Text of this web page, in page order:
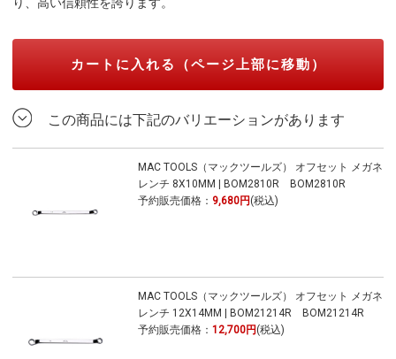
カートに入れる（ページ上部に移動）
この商品には下記のバリエーションがあります
MAC TOOLS（マックツールズ） オフセット メガネ
レンチ 8X10MM | BOM2810R BOM2810R
予約販売価格： 9,680円 (税込)
MAC TOOLS（マックツールズ） オフセット メガネ
レンチ 12X14MM | BOM21214R BOM21214R
予約販売価格： 12,700円 (税込)